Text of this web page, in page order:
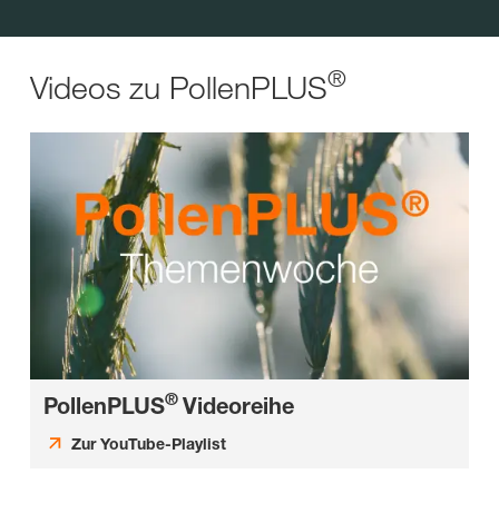
Videos zu PollenPLUS®
PollenPLUS® Videoreihe
Zur YouTube-Playlist